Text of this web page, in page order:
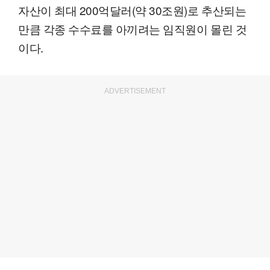
자산이 최대 200억달러(약 30조원)로 추산되는
만큼 각종 수수료를 아끼려는 임직원이 몰린 것
이다.
ADVERTISEMENT